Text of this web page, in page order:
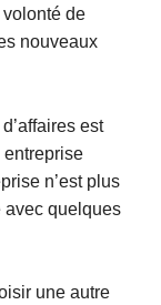
volonté de
nouveaux
est
entreprise
n’est plus
avec quelques
une autre